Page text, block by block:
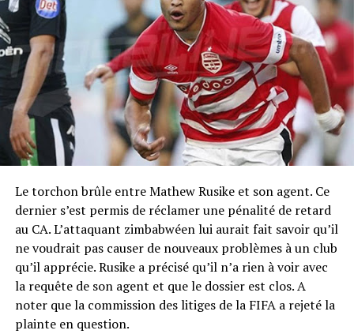
Le torchon brûle entre Mathew Rusike et son agent. Ce
dernier s’est permis de réclamer une pénalité de retard
au CA. L’attaquant zimbabwéen lui aurait fait savoir qu’il
ne voudrait pas causer de nouveaux problèmes à un club
qu’il apprécie. Rusike a précisé qu’il n’a rien à voir avec
la requête de son agent et que le dossier est clos. A
noter que la commission des litiges de la FIFA a rejeté la
plainte en question.